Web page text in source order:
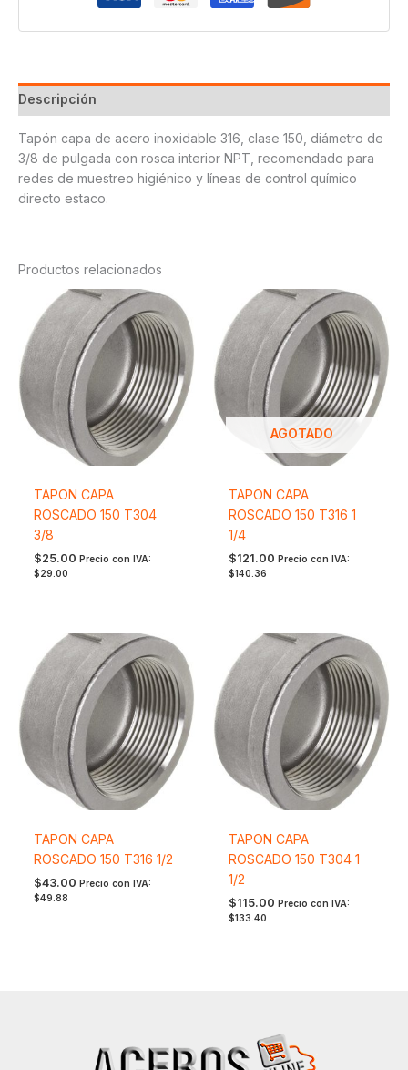
Descripción
Tapón capa de acero inoxidable 316, clase 150, diámetro de
3/8 de pulgada con rosca interior NPT, recomendado para
redes de muestreo higiénico y líneas de control químico
directo estaco.
Productos relacionados
TAPON CAPA
ROSCADO 150 T304
3/8
$25.00 Precio con IVA:
$29.00
AGOTADO
TAPON CAPA
ROSCADO 150 T316 1
1/4
$121.00 Precio con IVA:
$140.36
TAPON CAPA
ROSCADO 150 T316 1/2
$43.00 Precio con IVA:
$49.88
TAPON CAPA
ROSCADO 150 T304 1
1/2
$115.00 Precio con IVA:
$133.40